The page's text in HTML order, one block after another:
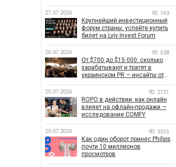
27.07.2026 743
Крупнейший инвестиционный
форум страны: успейте купить
билет на Lviv Invest Forum
26.07.2026 538
От $700 до $15 000: сколько
зарабатывают и тратят в
украинском PR — инсайты от
25.07.2026 2721
ROPO в действии: как онлайн
влияет на офлайн-продажи —
исследование COMFY
25.07.2026 3325
Как один оборот принес Philips
почти 10 миллионов
просмотров